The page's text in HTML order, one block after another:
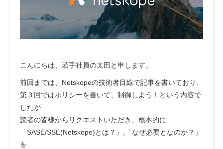
こんにちは、若手社員の太田と申します。
前回までは、Netskopeの技術者目線で記事を書いており、
第３回ではポリシーを書いて、制御しよう！という内容で
したが
読者の皆様からリクエストいただき、根本的に
「SASE/SSE(Netskope)とは？」,「なぜ必要となのか？」
を